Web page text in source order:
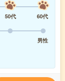
50代
60代
男性